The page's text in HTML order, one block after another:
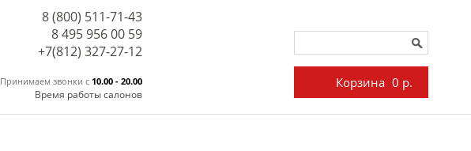
8 (800) 511-71-43
8 495 956 00 59
Принимаем звонки c 10.00 - 20.00
Время работы салонов
+7(812) 327-27-12
Корзина 0 р.